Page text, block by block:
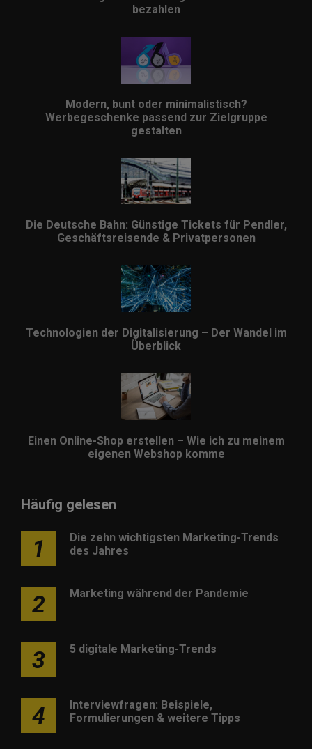
bezahlen
Modern, bunt oder minimalistisch?
Werbegeschenke passend zur Zielgruppe
gestalten
Die Deutsche Bahn: Günstige Tickets für Pendler,
Geschäftsreisende & Privatpersonen
Technologien der Digitalisierung – Der Wandel im
Überblick
Einen Online-Shop erstellen – Wie ich zu meinem
eigenen Webshop komme
Häufig gelesen
1
Die zehn wichtigsten Marketing-Trends
des Jahres
2 Marketing während der Pandemie
3 5 digitale Marketing-Trends
4
Interviewfragen: Beispiele,
Formulierungen & weitere Tipps